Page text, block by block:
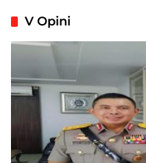
V Opini